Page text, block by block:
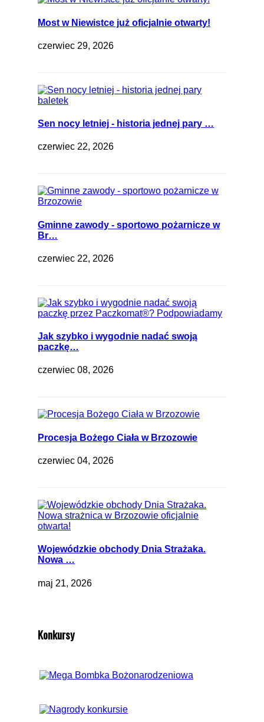
Most w Niewistce już oficjalnie otwarty!
czerwiec 29, 2026
Sen nocy letniej - historia jednej pary …
czerwiec 22, 2026
Gminne zawody - sportowo pożarnicze w
Br…
czerwiec 22, 2026
Jak szybko i wygodnie nadać swoją
paczkę…
czerwiec 08, 2026
Procesja Bożego Ciała w Brzozowie
czerwiec 04, 2026
Wojewódzkie obchody Dnia Strażaka.
Nowa …
maj 21, 2026
Konkursy